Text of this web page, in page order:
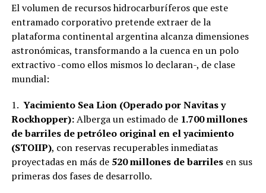
El volumen de recursos hidrocarburíferos que este
entramado corporativo pretende extraer de la
plataforma continental argentina alcanza dimensiones
astronómicas, transformando a la cuenca en un polo
extractivo -como ellos mismos lo declaran-, de clase
mundial:
1. Yacimiento Sea Lion (Operado por Navitas y
Rockhopper):Alberga un estimado de 1.700 millones
de barriles de petróleo original en el yacimiento
(STOIIP), con reservas recuperables inmediatas
proyectadas en más de 520 millones de barrilesen sus
primeras dos fases de desarrollo.